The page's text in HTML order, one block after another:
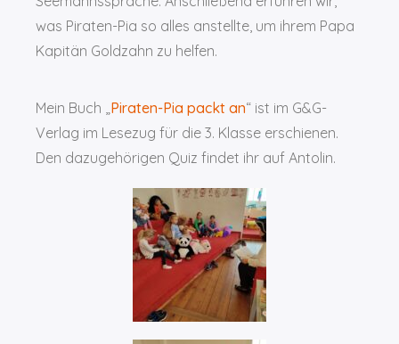
was Piraten-Pia so alles anstellte, um ihrem Papa
Kapitän Goldzahn zu helfen.
Mein Buch „Piraten-Pia packt an“ ist im G&G-
Verlag im Lesezug für die 3. Klasse erschienen.
Den dazugehörigen Quiz findet ihr auf Antolin.